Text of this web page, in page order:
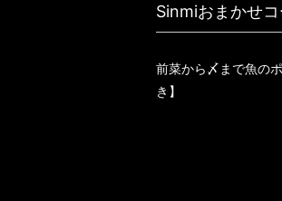
Sinmiおまかせ
前菜から〆まで魚の
き】